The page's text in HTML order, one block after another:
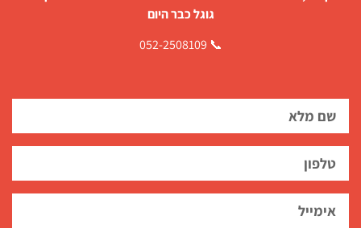
גוגל כבר היום
📞 052-2508109